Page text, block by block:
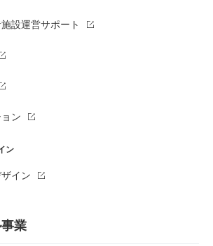
設運営サポート
ン
ン
イン
業